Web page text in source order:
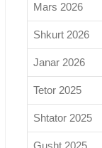
Mars 2026
Shkurt 2026
Janar 2026
Tetor 2025
Shtator 2025
Gusht 2025